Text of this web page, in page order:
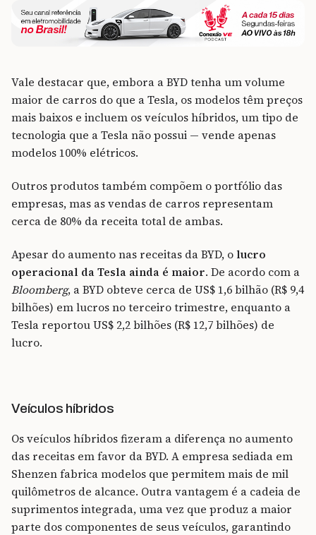
Vale destacar que, embora a BYD tenha um volume
maior de carros do que a Tesla, os modelos têm preços
mais baixos e incluem os veículos híbridos, um tipo de
tecnologia que a Tesla não possui — vende apenas
modelos 100% elétricos.
Outros produtos também compõem o portfólio das
empresas, mas as vendas de carros representam
cerca de 80% da receita total de ambas.
Apesar do aumento nas receitas da BYD, olucro
operacional da Tesla ainda é maior. De acordo com a
Bloomberg, a BYD obteve cerca de US$ 1,6 bilhão (R$ 9,4
bilhões) em lucros no terceiro trimestre, enquanto a
Tesla reportou US$ 2,2 bilhões (R$ 12,7 bilhões) de
lucro.
Veículos híbridos
Os veículos híbridos fizeram a diferença no aumento
das receitas em favor da BYD. A empresa sediada em
Shenzen fabrica modelos que permitem mais de mil
quilômetros de alcance. Outra vantagem é a cadeia de
suprimentos integrada, uma vez que produz a maior
parte dos componentes de seus veículos, garantindo